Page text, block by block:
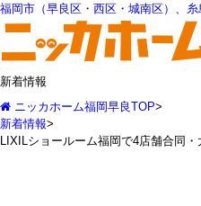
福岡市（早良区・西区・城南区）、糸
新着情報
ニッカホーム福岡早良TOP>
新着情報>
LIXILショールーム福岡で4店舗合同・